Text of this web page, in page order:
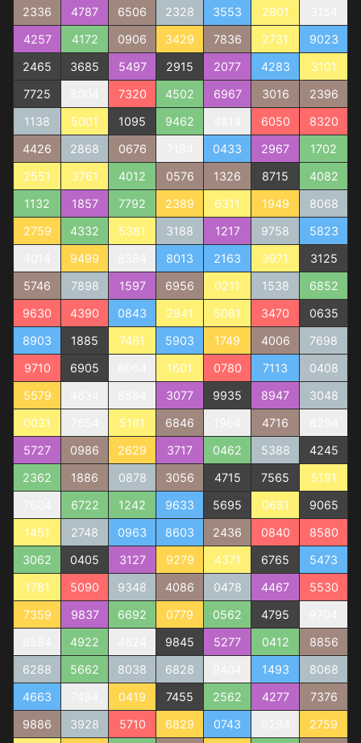
2336 4787 6506 2328 3553 2801
4257
4172 0906 3429 7836 2731
9023
2465
3685 5497 2915 2077 4283
3101
7725
7320 4502 6967 3016
2396
1138
5001 1095 9462 6050
8320
4426
2868 0676 0433 2967
1702
2551
3761 4012 0576 1326 8715
4082
1132
1857 7792 2389 6311 1949
8068
2759
4332 5361 3188 1217 9758
5823
9499 8013 2163 3971
3125
5746
7898 1597 6956 0211 1538
6852
9630
4390 0843 2941 5081 3470
0635
8903
1885 7461 5903 1749 4006
7698
9710
6905 1601 0780 7113
0408
5579
3077 9935 8947
3048
0031
5161 6846 4716
5727
0986 2629 3717 0462 5388
4245
2362
1886 0878 3056 4715 7565
5191
6722 1242 9633 5695 0681
9065
1451
2748 0963 8603 2436 0840
8580
3062
0405 3127 9279 4371 6765
5473
1781
5090 9348 4086 0478 4467
5530
7359
9837 6692 0779 0562 4795
4922 9845 5277 0412
8856
6288
5662 8038 6828 1493
8068
4663
0419 7455 2562 4277
7376
9886
3928 5710 6829 0743
2759